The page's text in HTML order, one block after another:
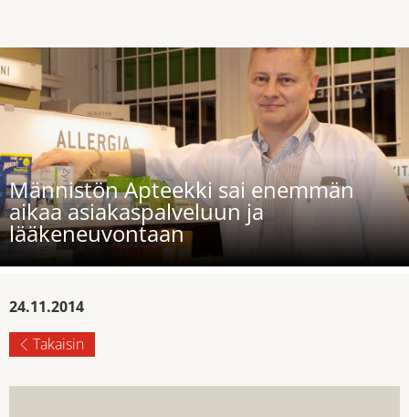
Männistön Apteekki sai enemmän
aikaa asiakaspalveluun ja
lääkeneuvontaan
24.11.2014
Takaisin